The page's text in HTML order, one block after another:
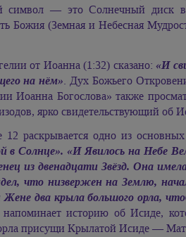
символ — это Солнечный диск
Божия (Земная и Небесная
от Иоанна (1:32) сказано:«И
на нём». Дух Божьего
Иоанна Богослова» также
ярко свидетельствующий об
12 раскрывается одно из
в Солнце». «И Явилось на Небе
из двенадцати Звёзд. Она
что низвержен на Землю,
два крыла большого орла,
напоминает историю об Исиде,
присущи Крылатой Исиде —